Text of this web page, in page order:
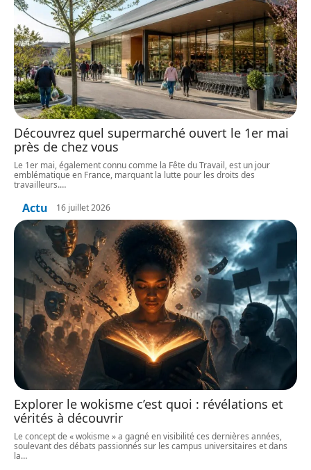
Découvrez quel supermarché ouvert le 1er mai
près de chez vous
Le 1er mai, également connu comme la Fête du Travail, est un jour
emblématique en France, marquant la lutte pour les droits des
travailleurs.…
Actu 16 juillet 2026
Explorer le wokisme c’est quoi : révélations et
vérités à découvrir
Le concept de « wokisme » a gagné en visibilité ces dernières années,
soulevant des débats passionnés sur les campus universitaires et dans
la…